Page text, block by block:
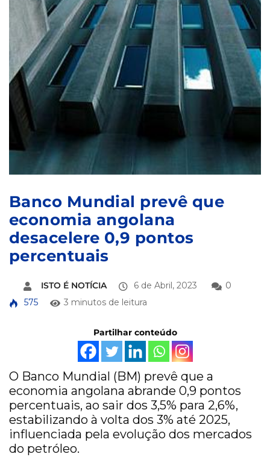
Banco Mundial prevê que
economia angolana
desacelere 0,9 pontos
percentuais
ISTO É NOTÍCIA 6 de Abril, 2023
0
575
3 minutos de leitura
Partilhar conteúdo
O Banco Mundial (BM) prevê que a
economia angolana abrande 0,9 pontos
percentuais, ao sair dos 3,5% para 2,6%,
estabilizando à volta dos 3% até 2025,
influenciada pela evolução dos mercados
do petróleo.